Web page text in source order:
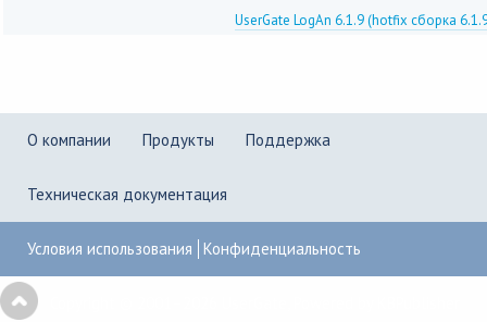
UserGate LogAn 6.1.9 (hotfix сборка
О компании Продукты Поддержка
Техническая документация
Условия использования Конфиденциальность